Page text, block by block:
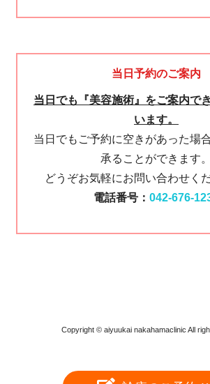
当日予約のご案内
当日でも『美容施術』をご案内で
います。
当日でもご予約に空きがあった場
承ることができます。
どうぞお気軽にお問い合わせく
電話番号： 042-676-
Copyright © aiyuukai nakahamaclinic All